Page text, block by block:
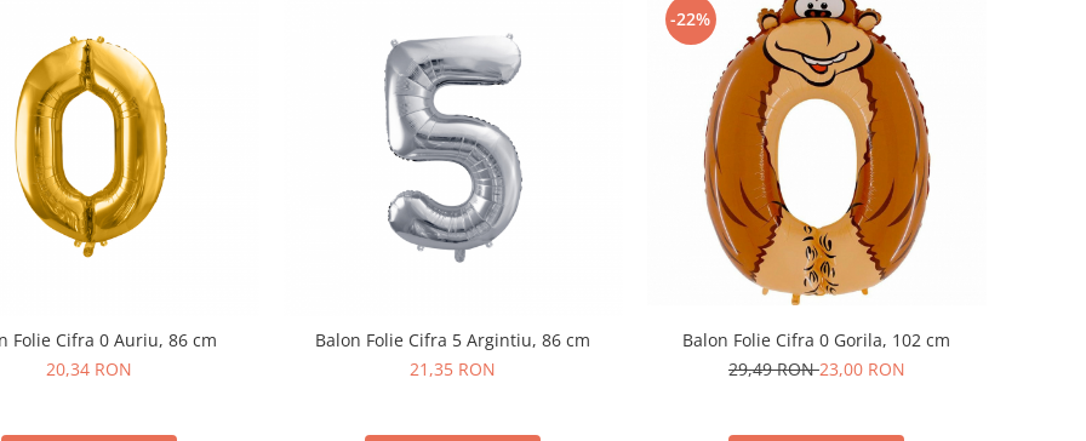
Folie Cifra 0 Auriu, 86 cm
20,34 RON
Balon Folie Cifra 5 Argintiu, 86 cm
21,35 RON
-22%
Balon Folie Cifra 0 Gorila, 102 cm
29,49 RON23,00 RON